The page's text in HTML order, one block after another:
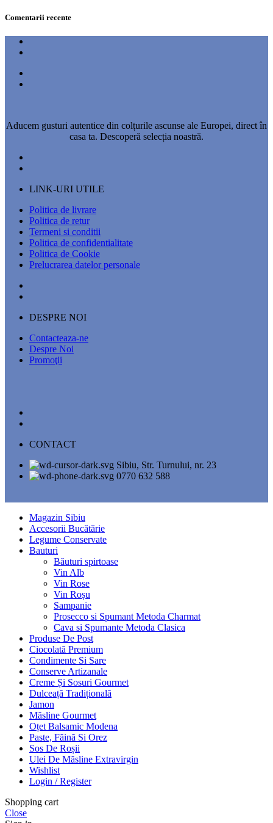
Comentarii recente
Aducem gusturi autentice din colțurile ascunse ale Europei, direct în
casa ta. Descoperă selecția noastră.
LINK-URI UTILE
Politica de livrare
Politica de retur
Termeni si conditii
Politica de confidentialitate
Politica de Cookie
Prelucrarea datelor personale
DESPRE NOI
Contacteaza-ne
Despre Noi
Promoţii
CONTACT
Sibiu, Str. Turnului, nr. 23
0770 632 588
Magazin Sibiu
Accesorii Bucătărie
Legume Conservate
Bauturi
Băuturi spirtoase
Vin Alb
Vin Rose
Vin Roșu
Sampanie
Prosecco si Spumant Metoda Charmat
Cava si Spumante Metoda Clasica
Produse De Post
Ciocolată Premium
Condimente Si Sare
Conserve Artizanale
Creme Și Sosuri Gourmet
Dulceață Tradițională
Jamon
Măsline Gourmet
Oțet Balsamic Modena
Paste, Făină Si Orez
Sos De Roșii
Ulei De Măsline Extravirgin
Wishlist
Login / Register
Shopping cart
Close